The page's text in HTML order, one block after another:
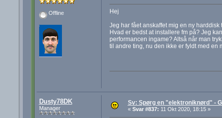
Offline
Hej
Jeg har fået anskaffet mig en ny
Hvad er bedst at installere fm på? Jeg
performancen ingame? Altså når man
til andre ting, nu den ikke er fyldt med en
Dusty78DK
Manager
Sv: Spørg en "elektroniknørd" -
« Svar #837: 11 Okt 2020, 18:15 »